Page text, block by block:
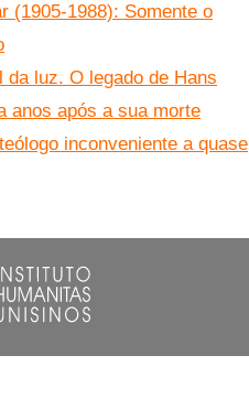
(1905-1988): Somente o
da luz. O legado de Hans
anos após a sua morte
inconveniente a quase